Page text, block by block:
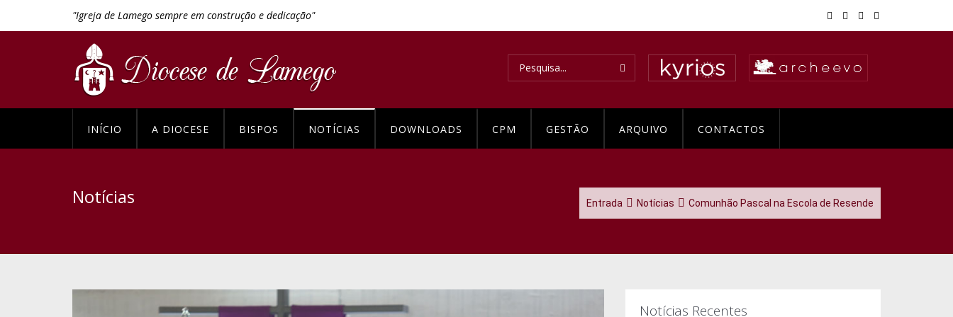
"Igreja de Lamego sempre em construção e dedicação"
INÍCIO A DIOCESE BISPOS NOTÍCIAS DOWNLOADS CPM GESTÃO ARQUIVO CONTACTOS
Notícias Entrada Notícias Comunhão Pascal na Escola de Resende
Notícias Recentes